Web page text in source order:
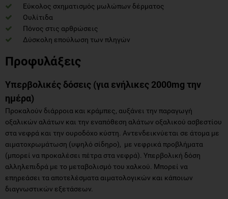
Εύκολος σχηματισμός μωλώπων δέρματος
Ουλίτιδα
Πόνος στις αρθρώσεις
Δύσκολη επούλωση των πληγών
Προφυλάξεις
Υπερβολικές δόσεις (για ενήλικες 2000mg την
ημέρα)
Προκαλούν διάρροια και κράμπες, αυξάνει την παραγωγή
οξαλικών αλάτων και την εναπόθεση αλάτων οξαλικού ασβεστίου
στα νεφρά και την ουροδόχο κύστη. Αντενδεικνύεται σε άτομα με
αιματοχρωμάτωση (υψηλό σίδηρο), με νεφρικά προβλήματα
(μπορεί να προκαλέσει πέτρα στα νεφρά). Υπερβολική δόση
αλληλεπιδρά με το μεταβολισμό του χαλκού. Μπορεί να
επηρεάσει τα αποτελέσματα αιματολογικών και κάποιων
διαγνωστικών εξετάσεων.